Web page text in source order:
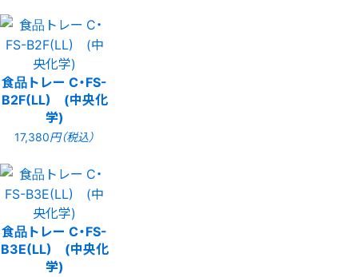
食品トレー C・FS-
B2F(LL) (中央化
学)
17,380円（税込）
食品トレー C・FS-
B3E(LL) (中央化
学)